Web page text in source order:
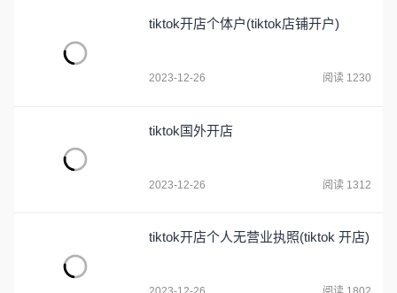
tiktok开店个体户(tiktok店铺开户)
2023-12-26 阅读 1230
tiktok国外开店
2023-12-26 阅读 1312
tiktok开店个人无营业执照(tiktok 开店)